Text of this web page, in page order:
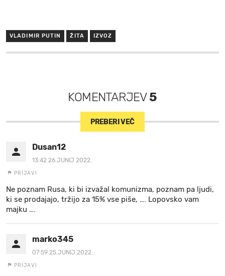
VLADIMIR PUTIN ŽITA IZVOZ
KOMENTARJEV5
PREBERI VEČ
Dusan12
13:42 26.JUNIJ 2022.
PRIJAVI
Ne poznam Rusa, ki bi izvažal komunizma, poznam pa ljudi,
ki se prodajajo, tržijo za 15% vse piše, …. Lopovsko vam
majku ….
marko345
07:59 25.JUNIJ 2022.
PRIJAVI